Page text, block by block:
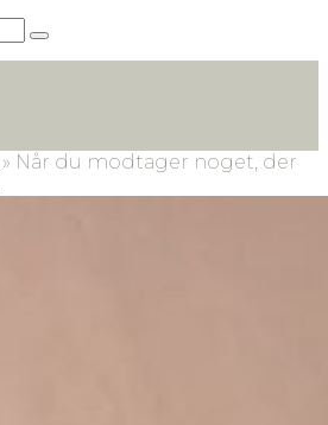
Submit
» Når du modtager noget, der